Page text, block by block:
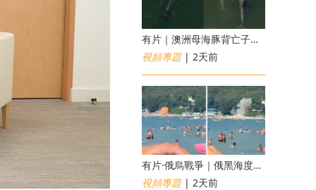
有片｜澳洲母海豚背亡子漂流6日不願離開 專家：極度悲傷下的哀悼行為
視頻專題| 2天前
​有片·俄烏戰爭｜俄黑海度假海灘遇無人機襲擊釀7死40傷 俄烏各執一詞
視頻專題| 2天前